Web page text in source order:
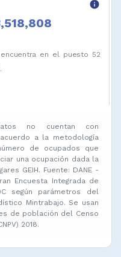
info
en el puesto 52
no cuentan con
a la metodología
de ocupados que
una ocupación dada la
GEIH. Fuente: DANE -
Encuesta Integrada de
según parámetros del
Mintrabajo. Se usan
de población del Censo
2018.